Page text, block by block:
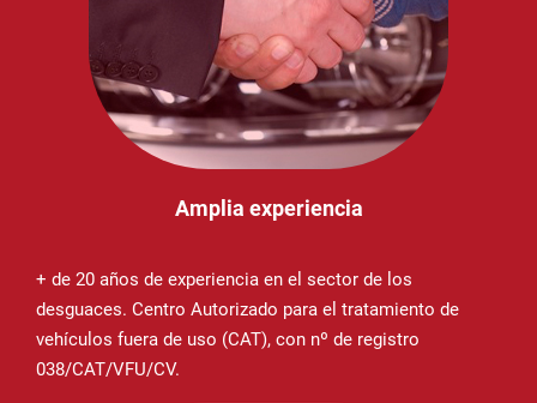
Amplia experiencia
+ de 20 años de experiencia en el sector de los
desguaces. Centro Autorizado para el tratamiento de
vehículos fuera de uso (CAT), con nº de registro
038/CAT/VFU/CV.